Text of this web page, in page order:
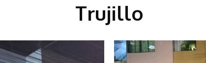
Trujillo